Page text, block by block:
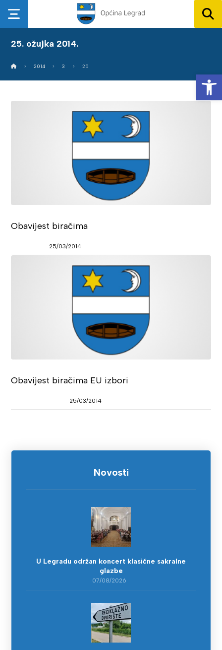
25. ožujka 2014.
2014 3 25
Obavijest biračima
25/03/2014
Obavijest biračima EU izbori
25/03/2014
Novosti
U Legradu održan koncert klasične sakralne
glazbe
07/08/2026